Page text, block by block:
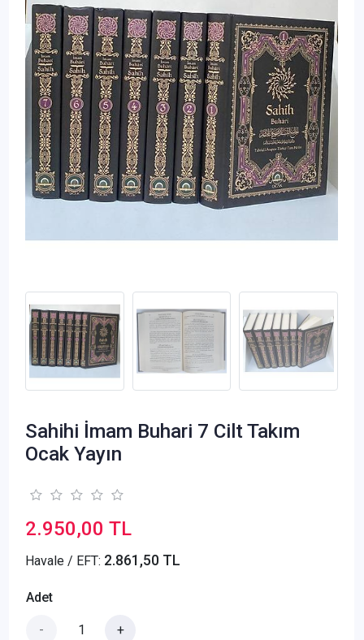
Sahihi İmam Buhari 7 Cilt Takım
Ocak Yayın
2.950,00 TL
Havale / EFT: 2.861,50 TL
Adet
- +